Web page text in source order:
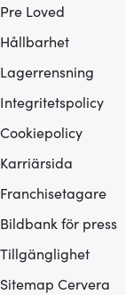
Pre Loved
Hållbarhet
Lagerrensning
Integritetspolicy
Cookiepolicy
Karriärsida
Franchisetagare
Bildbank för press
Tillgänglighet
Sitemap Cervera